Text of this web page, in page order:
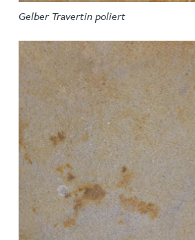
Gelber Travertin poliert